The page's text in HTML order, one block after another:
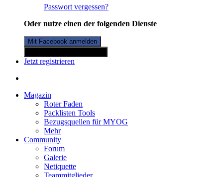
Passwort vergessen?
Oder nutze einen der folgenden Dienste
Mit Facebook anmelden
Jetzt registrieren
Magazin
Roter Faden
Packlisten Tools
Bezugsquellen für MYOG
Mehr
Community
Forum
Galerie
Netiquette
Teammitglieder